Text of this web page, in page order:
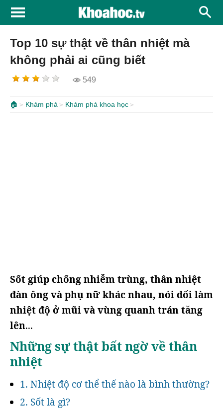
Top 10 sự thật về thân nhiệt mà
không phải ai cũng biết
549
🏠 Khám phá Khám phá khoa học
Sốt giúp chống nhiễm trùng, thân nhiệt
đàn ông và phụ nữ khác nhau, nói dối làm
nhiệt độ ở mũi và vùng quanh trán tăng
lên...
Những sự thật bất ngờ về thân
nhiệt
1. Nhiệt độ cơ thể thế nào là bình thường?
2. Sốt là gì?